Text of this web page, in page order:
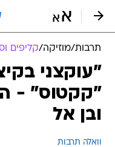
תרבות/מוזיקה/קליפים
"עוקצני
"קקטוס" -
ובן אל
וואלה תרבות